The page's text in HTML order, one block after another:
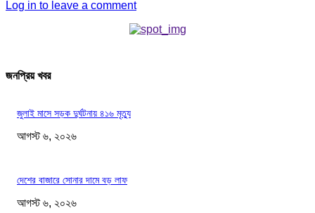
Log in to leave a comment
জনপ্রিয় খবর
জুলাই মাসে সড়ক দুর্ঘটনায় ৪১৬ মৃত্যু
আগস্ট ৬, ২০২৬
দেশের বাজারে সোনার দামে বড় লাফ
আগস্ট ৬, ২০২৬